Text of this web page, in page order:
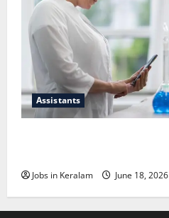
Assistants
Jobs in Keralam June 18, 2026